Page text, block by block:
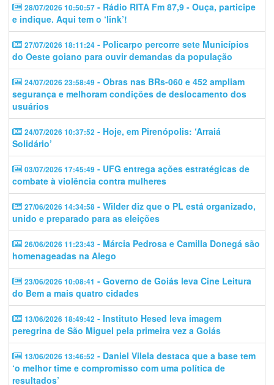
28/07/2026 10:50:57 - Rádio RITA Fm 87,9 - Ouça, participe
e indique. Aqui tem o ‘link’!
27/07/2026 18:11:24 - Policarpo percorre sete Municípios
do Oeste goiano para ouvir demandas da população
24/07/2026 23:58:49 - Obras nas BRs-060 e 452 ampliam
segurança e melhoram condições de deslocamento dos
usuários
24/07/2026 10:37:52 - Hoje, em Pirenópolis: ‘Arraiá
Solidário’
03/07/2026 17:45:49 - UFG entrega ações estratégicas de
combate à violência contra mulheres
27/06/2026 14:34:58 - Wilder diz que o PL está organizado,
unido e preparado para as eleições
26/06/2026 11:23:43 - Márcia Pedrosa e Camilla Donegá são
homenageadas na Alego
23/06/2026 10:08:41 - Governo de Goiás leva Cine Leitura
do Bem a mais quatro cidades
13/06/2026 18:49:42 - Instituto Hesed leva imagem
peregrina de São Miguel pela primeira vez a Goiás
13/06/2026 13:46:52 - Daniel Vilela destaca que a base tem
‘o melhor time e compromisso com uma política de
resultados’